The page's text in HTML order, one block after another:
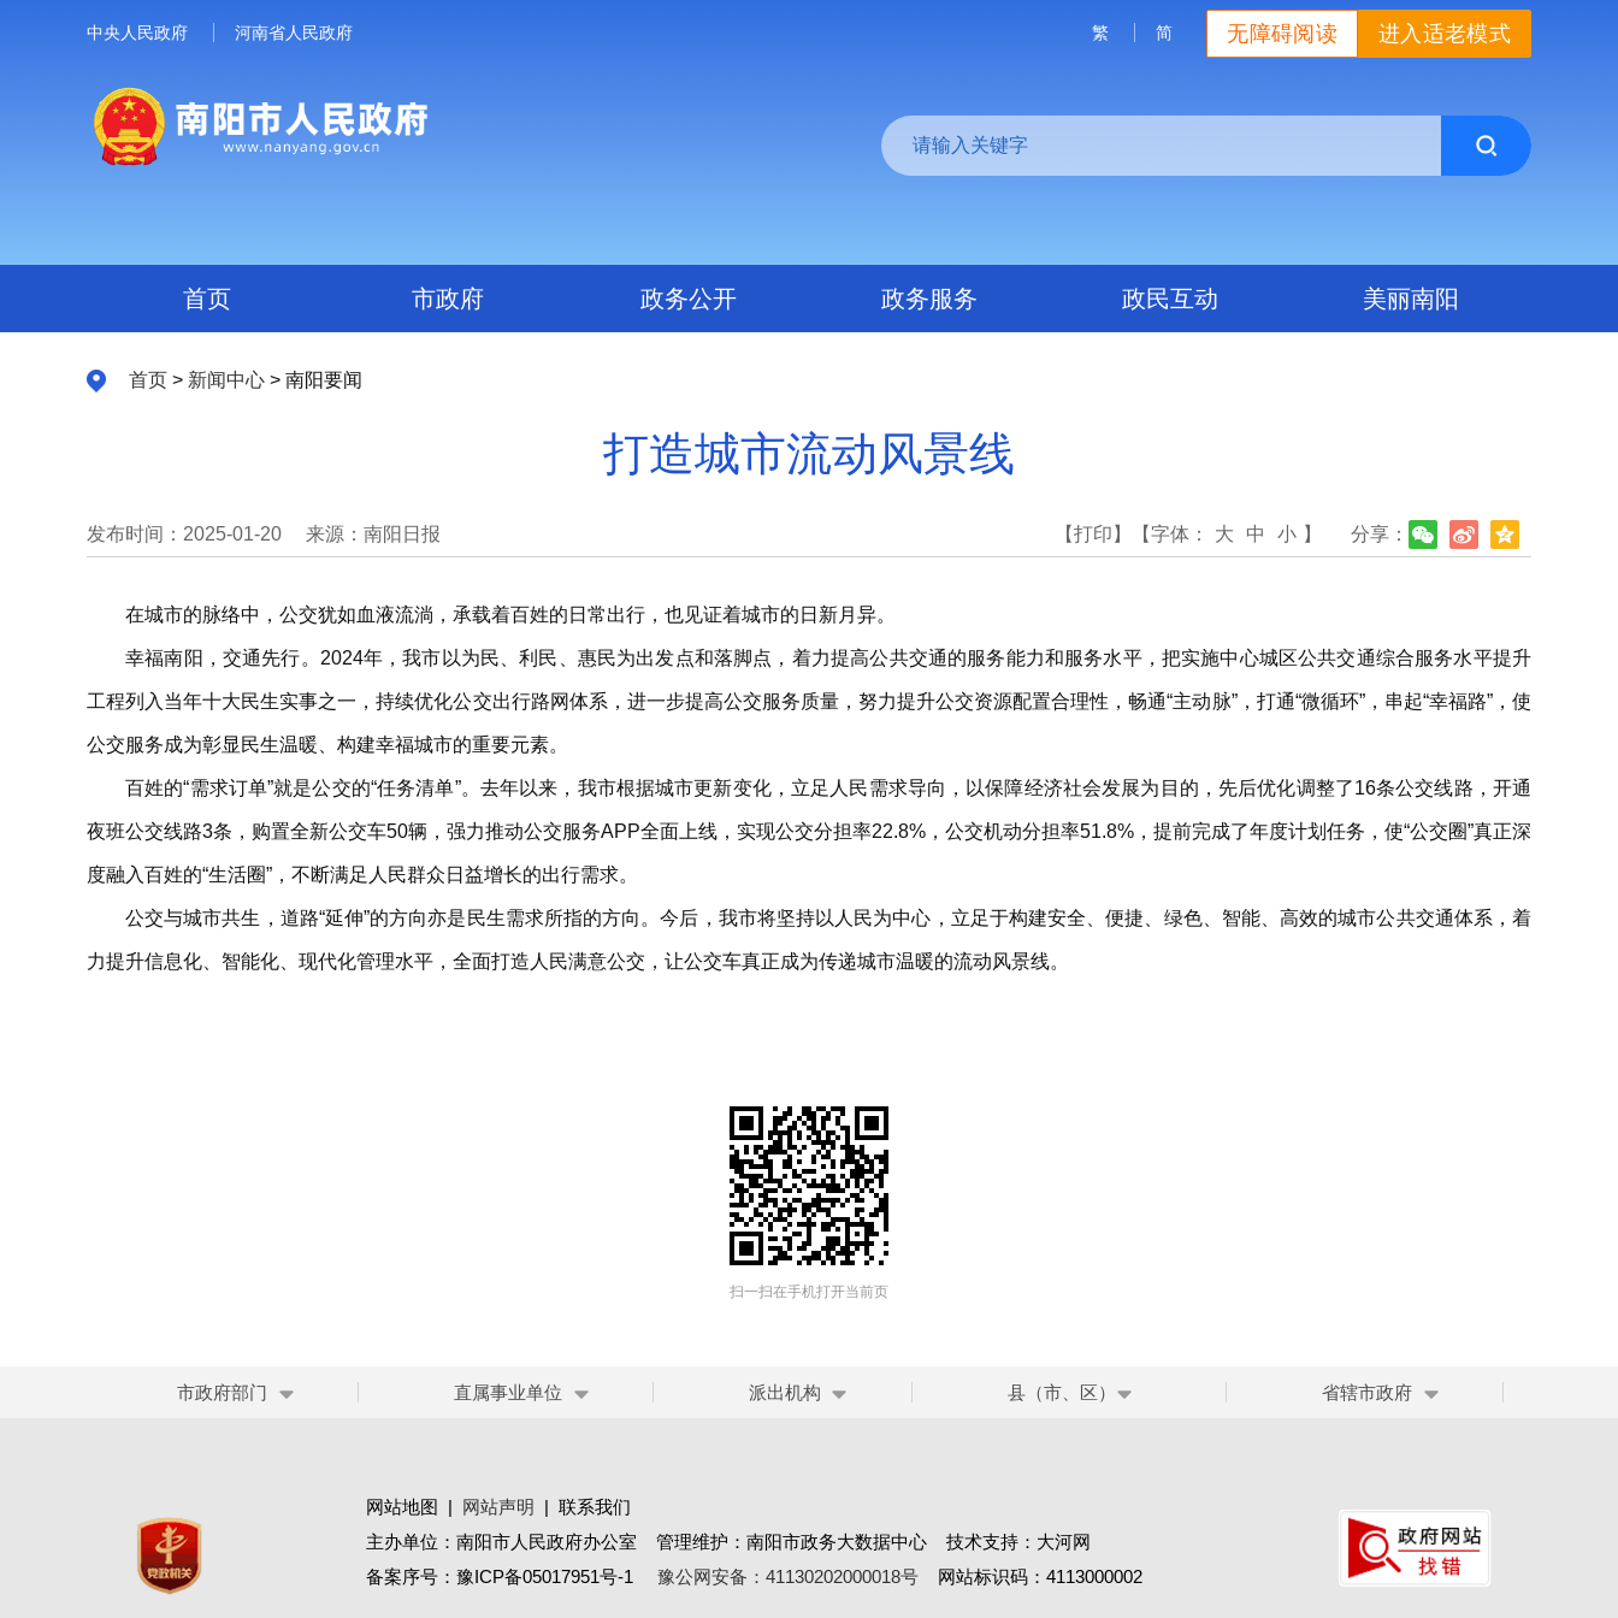
中央人民政府 河南省人民政府 进入适老模式
无障碍阅读
繁 简
首页 市政府 政务公开 政务服务 政民互动 美丽南阳
首页 > 新闻中心 > 南阳要闻
打造城市流动风景线
发布时间：2025-01-20 来源：南阳日报 分享：
【打印】 【字体： 大 中 小 】
在城市的脉络中，公交犹如血液流淌，承载着百姓的日常出行，也见证着城市的日新月异。
幸福南阳，交通先行。2024年，我市以为民、利民、惠民为出发点和落脚点，着力提高公共交通的服务能力和服务水平，把实施中心城区公共交通综合服务水平提升
工程列入当年十大民生实事之一，持续优化公交出行路网体系，进一步提高公交服务质量，努力提升公交资源配置合理性，畅通“主动脉”，打通“微循环”，串起“幸福路”，使
公交服务成为彰显民生温暖、构建幸福城市的重要元素。
百姓的“需求订单”就是公交的“任务清单”。去年以来，我市根据城市更新变化，立足人民需求导向，以保障经济社会发展为目的，先后优化调整了16条公交线路，开通
夜班公交线路3条，购置全新公交车50辆，强力推动公交服务APP全面上线，实现公交分担率22.8%，公交机动分担率51.8%，提前完成了年度计划任务，使“公交圈”真正深
度融入百姓的“生活圈”，不断满足人民群众日益增长的出行需求。
公交与城市共生，道路“延伸”的方向亦是民生需求所指的方向。今后，我市将坚持以人民为中心，立足于构建安全、便捷、绿色、智能、高效的城市公共交通体系，着
力提升信息化、智能化、现代化管理水平，全面打造人民满意公交，让公交车真正成为传递城市温暖的流动风景线。
扫一扫在手机打开当前页
市政府部门 直属事业单位 派出机构 县（市、区） 省辖市政府
网站地图 | 网站声明 | 联系我们
主办单位：南阳市人民政府办公室 管理维护：南阳市政务大数据中心 技术支持：大河网
备案序号： 豫ICP备05017951号-1 豫公网安备：41130202000018号 网站标识码：4113000002